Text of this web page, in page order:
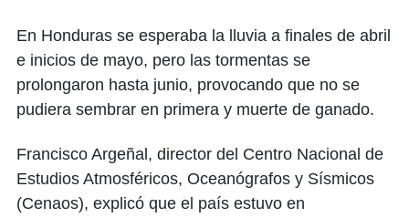
En Honduras se esperaba la lluvia a finales de abril
e inicios de mayo, pero las tormentas se
prolongaron hasta junio, provocando que no se
pudiera sembrar en primera y muerte de ganado.
Francisco Argeñal, director del Centro Nacional de
Estudios Atmosféricos, Oceanógrafos y Sísmicos
(Cenaos), explicó que el país estuvo en